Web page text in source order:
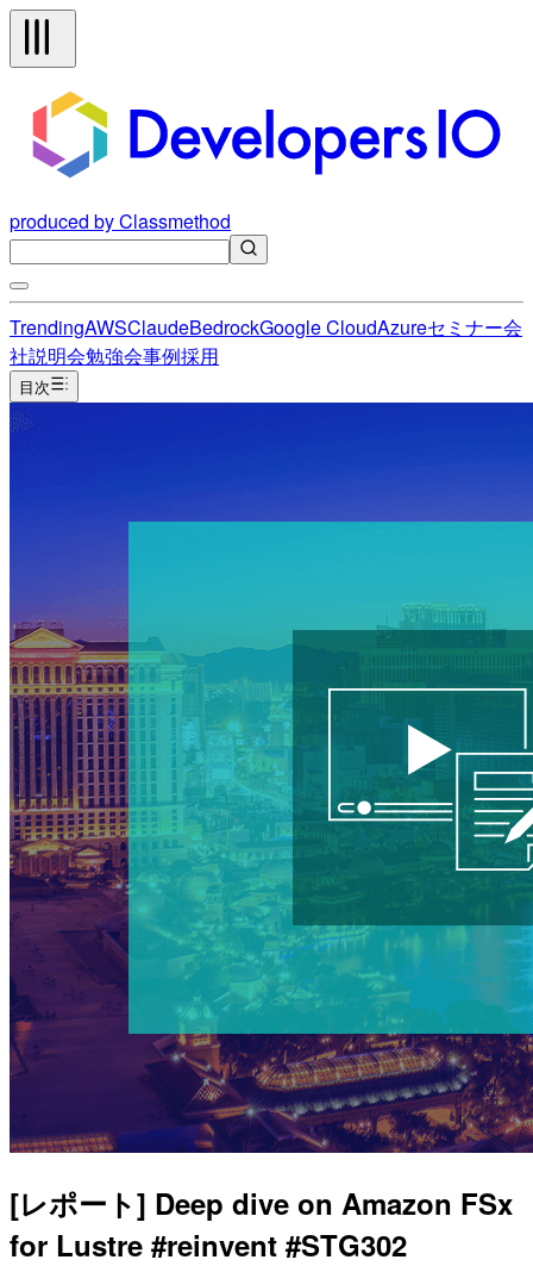
produced by Classmethod
TrendingAWSClaudeBedrockGoogle CloudAzureセミナー会
社説明会勉強会事例採用
目次
[レポート] Deep dive on Amazon FSx
for Lustre #reinvent #STG302